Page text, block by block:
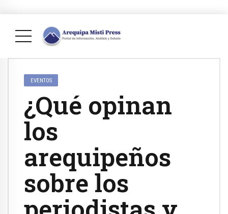
EVENTOS
¿Qué opinan
los
arequipeños
sobre los